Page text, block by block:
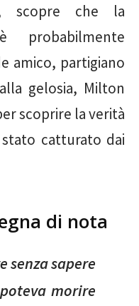
scopre che la
amico, partigiano
gelosia, Milton
scoprire la verità
catturato dai
di nota
senza sapere
morire